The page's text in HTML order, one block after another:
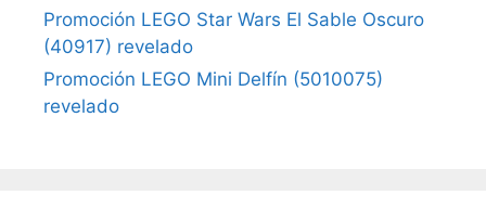
Promoción LEGO Star Wars El Sable Oscuro
(40917) revelado
Promoción LEGO Mini Delfín (5010075)
revelado